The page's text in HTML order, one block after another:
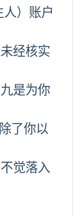
人）账户
经核实
是为你
了你以
觉落入